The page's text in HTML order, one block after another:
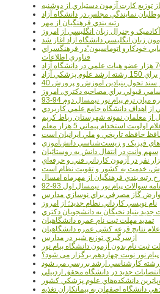
توزيع کارت آزمون دستياري از دوشنبه
نمايندگي مجلس در دانشگاه آزاد
رتبه بندي فرهنگيان از مهر
و جنرال زبان انگليسي از امروز
زبان انگليسي دانشگاه آزاد آغاز شد
خودکارو اتوماسيون"در فرهنگسراي
فناوري اطلاعات
پزشکي آزاد
سند تحول بنيادين آموزش و پرورش
قبولي براي مصاحبه دکتري، امروز
ترم پیام نور نیمسال دوم 94-93
از اهداف دانشگاه جامع علمي کاربردي
از معلمان نمونه شهرستان رباط کريم
اولويت استخدام پيماني 5 هزار معلم
حافظه تاريخي و ملي ايرانيان است
فيزيک و زيست‌شناسي دانش‌آموزي
سهم وانت در انتقال دانش به روستائيان
خدمت به کشور و تقويت نظام است
رتبه بندي فرهنگيان از مهرماه امسال
سوالات پیام نور نیمسال اول 93-92
نام نويسي کارداني نظام جديد؛ از امروز
جديد بنياد نخبگان به دانشجويان دکتري
تمديد مهلت ثبت نام عمره دانشگاهيان
نتايج قرعه کشي عمره دانشگاهيان
ازسرگيري توزيع شير در مدارس
ثبت نام بدون آزمون دانشگاه پیام نور
نور نوبت چهاردهم برگزار می شود؟
انتصابات جديد در دانشگاه محقق اردبيلي
دانشگاه اصفهان به پيمانکاران تغذيه